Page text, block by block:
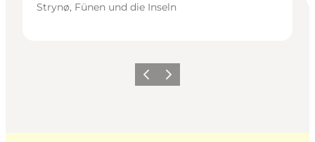
Strynø, Fünen und die Inseln
ZurückWeiter